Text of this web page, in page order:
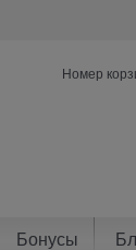
Номер
Бонусы